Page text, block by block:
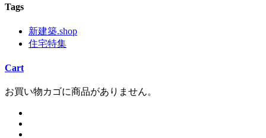
Tags
新建築.shop
住宅特集
Cart
お買い物カゴに商品がありません。